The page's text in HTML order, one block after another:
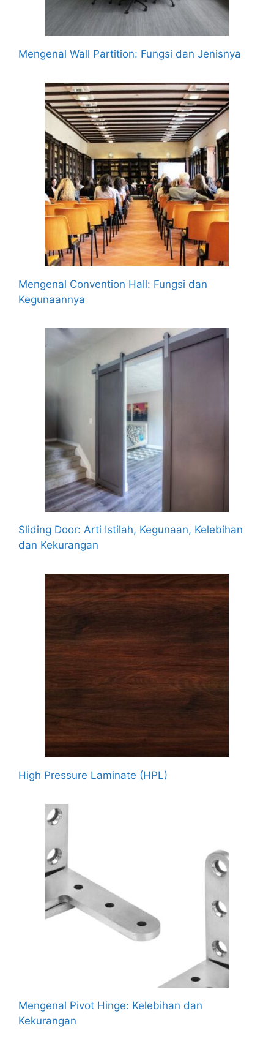
Mengenal Wall Partition: Fungsi dan Jenisnya
Mengenal Convention Hall: Fungsi dan
Kegunaannya
Sliding Door: Arti Istilah, Kegunaan, Kelebihan
dan Kekurangan
High Pressure Laminate (HPL)
Mengenal Pivot Hinge: Kelebihan dan
Kekurangan